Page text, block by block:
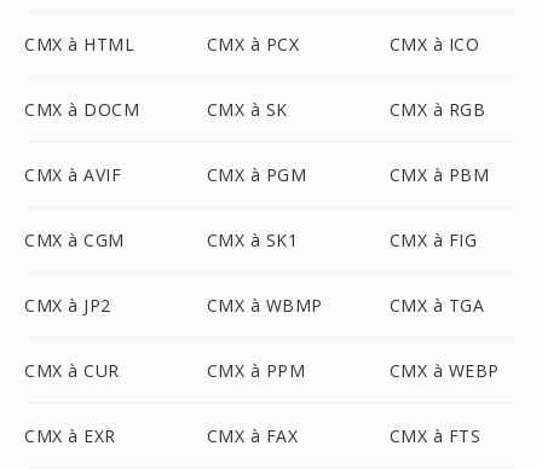
CMX à HTML CMX à PCX CMX à ICO
CMX à DOCM CMX à SK CMX à RGB
CMX à AVIF CMX à PGM CMX à PBM
CMX à CGM CMX à SK1 CMX à FIG
CMX à JP2 CMX à WBMP CMX à TGA
CMX à CUR CMX à PPM CMX à WEBP
CMX à EXR CMX à FAX CMX à FTS